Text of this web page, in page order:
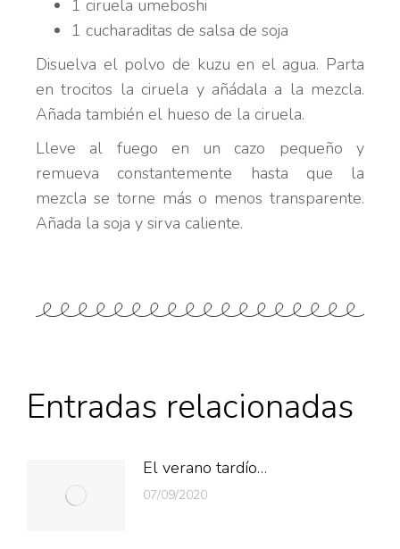
1 ciruela umeboshi
1 cucharaditas de salsa de soja
Disuelva el polvo de kuzu en el agua. Parta
en trocitos la ciruela y añádala a la mezcla.
Añada también el hueso de la ciruela.
Lleve al fuego en un cazo pequeño y
remueva constantemente hasta que la
mezcla se torne más o menos transparente.
Añada la soja y sirva caliente.
Entradas relacionadas
El verano tardío…
07/09/2020